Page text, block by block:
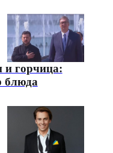
и горчица:
блюда